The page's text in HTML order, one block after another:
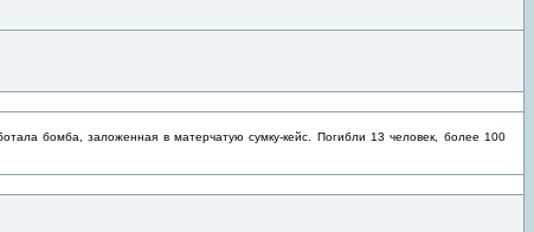
бомба, заложенная в матерчатую сумку-кейс. Погибли 13 человек, более 100